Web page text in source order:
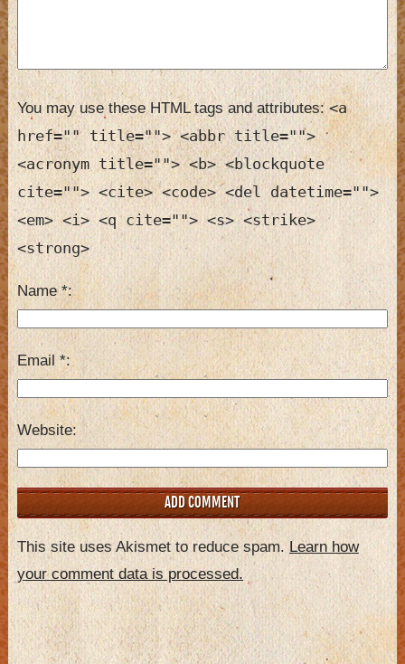
You may use these HTML tags and attributes:<a
href="" title=""> <abbr title="">
<acronym title=""> <b> <blockquote
cite=""> <cite> <code> <del datetime="">
<em> <i> <q cite=""> <s> <strike>
<strong>
Name*
Email *
Website
This site uses Akismet to reduce spam. Learn how
your comment data is processed.